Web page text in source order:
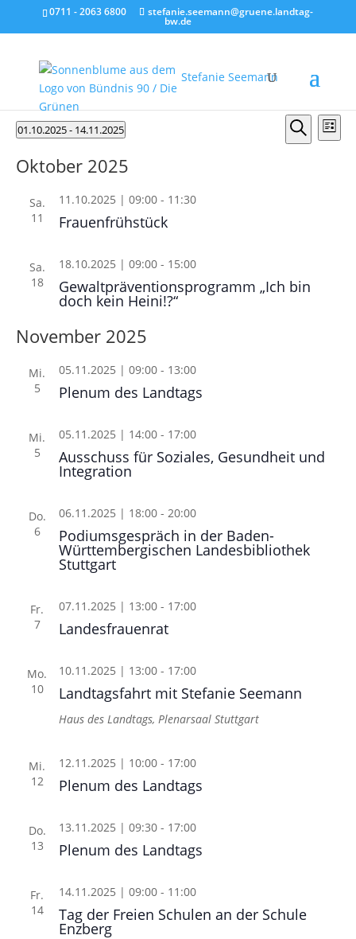
0711 - 2063 6800 stefanie.seemann@gruene.landtag-
bw.de
Stefanie Seemann
Veranstaltungen
Suche
Suche
Liste
01.10.2025 - 14.11.2025
wählen.
Oktober 2025
Sa.
11
Frauenfrühstück
11.10.2025 | 09:00- 11:30
Sa.
18
Gewaltpräventionsprogramm „Ich bin
doch kein Heini!?“
18.10.2025 | 09:00- 15:00
November 2025
Mi.
5
Plenum des Landtags
05.11.2025 | 09:00- 13:00
Mi.
5
Ausschuss für Soziales, Gesundheit und
Integration
05.11.2025 | 14:00- 17:00
Do.
6
Podiumsgespräch in der Baden-
Württembergischen Landesbibliothek
Stuttgart
06.11.2025 | 18:00- 20:00
Fr.
7
Landesfrauenrat
07.11.2025 | 13:00- 17:00
Mo.
10
Landtagsfahrt mit Stefanie Seemann
10.11.2025 | 13:00- 17:00
Haus des Landtags, Plenarsaal Stuttgart
Mi.
12
Plenum des Landtags
12.11.2025 | 10:00- 17:00
Do.
13
Plenum des Landtags
13.11.2025 | 09:30- 17:00
Fr.
14
Tag der Freien Schulen an der Schule
Enzberg
14.11.2025 | 09:00- 11:00